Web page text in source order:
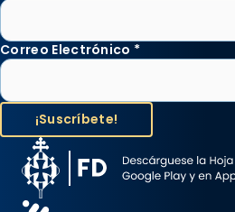
Correo Electrónico *